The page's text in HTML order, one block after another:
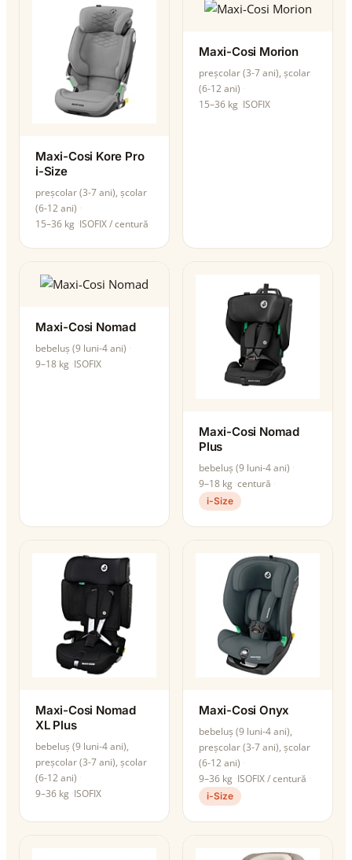
Maxi-Cosi Kore Pro
i-Size
preșcolar (3-7 ani), școlar
(6-12 ani)
15–36 kg ISOFIX / centură
Maxi-Cosi Morion
preșcolar (3-7 ani), școlar
(6-12 ani)
15–36 kg ISOFIX
Maxi-Cosi Nomad
bebeluș (9 luni-4 ani)
9–18 kg ISOFIX
Maxi-Cosi Nomad
Plus
bebeluș (9 luni-4 ani)
9–18 kg centură
i-Size
Maxi-Cosi Nomad
XL Plus
bebeluș (9 luni-4 ani),
preșcolar (3-7 ani), școlar
(6-12 ani)
9–36 kg ISOFIX
Maxi-Cosi Onyx
bebeluș (9 luni-4 ani),
preșcolar (3-7 ani), școlar
(6-12 ani)
9–36 kg ISOFIX / centură
i-Size